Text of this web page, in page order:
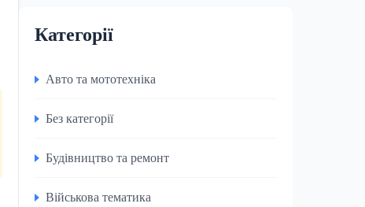
Категорії
Авто та мототехніка
Без категорії
Будівництво та ремонт
Військова тематика